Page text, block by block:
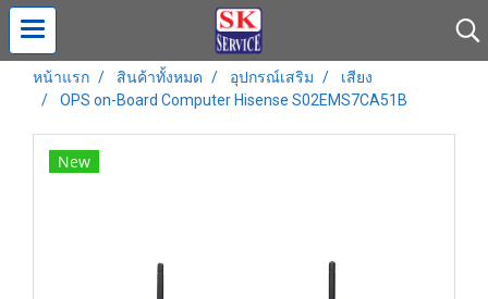
หน้าแรก สินค้าทั้งหมด อุปกรณ์เสริม
เสียง
OPS on-Board Computer Hisense S02EMS7CA51B
New